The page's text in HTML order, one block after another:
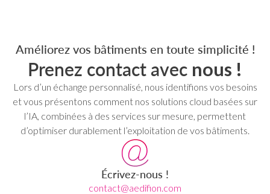
Améliorez vos bâtiments en toute simplicité !
Prenez contact avec nous !
Lors d’un échange personnalisé, nous identifions vos besoins
et vous présentons comment nos solutions cloud basées sur
l’IA, combinées à des services sur mesure, permettent
d’optimiser durablement l’exploitation de vos bâtiments.
Écrivez-nous !
contact@aedifion.com